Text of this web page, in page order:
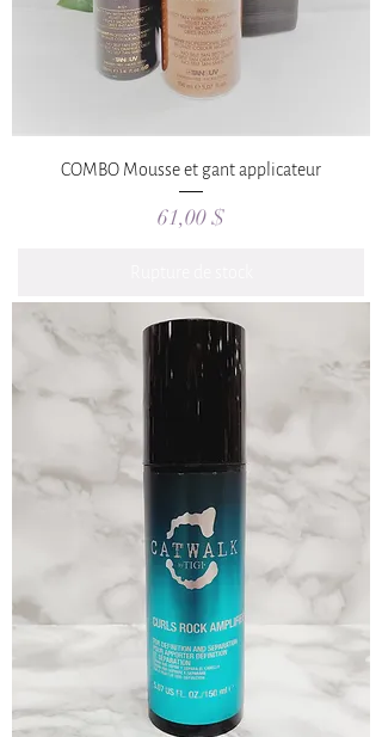
COMBO Mousse et gant applicateur
Prix
61,00 $